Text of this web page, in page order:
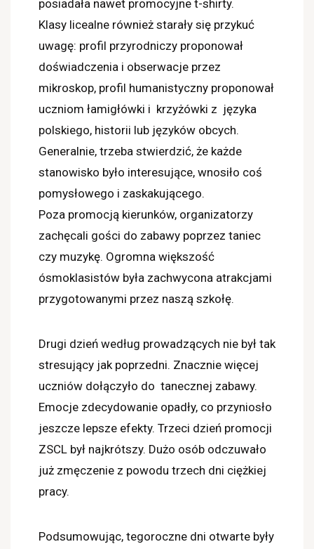
posiadała nawet promocyjne t-shirty.
Klasy licealne również starały się przykuć
uwagę: profil przyrodniczy proponował
doświadczenia i obserwacje przez
mikroskop, profil humanistyczny proponował
uczniom łamigłówki i krzyżówki z języka
polskiego, historii lub języków obcych.
Generalnie, trzeba stwierdzić, że każde
stanowisko było interesujące, wnosiło coś
pomysłowego i zaskakującego.
Poza promocją kierunków, organizatorzy
zachęcali gości do zabawy poprzez taniec
czy muzykę. Ogromna większość
ósmoklasistów była zachwycona atrakcjami
przygotowanymi przez naszą szkołę.
Drugi dzień według prowadzących nie był tak
stresujący jak poprzedni. Znacznie więcej
uczniów dołączyło do tanecznej zabawy.
Emocje zdecydowanie opadły, co przyniosło
jeszcze lepsze efekty. Trzeci dzień promocji
ZSCL był najkrótszy. Dużo osób odczuwało
już zmęczenie z powodu trzech dni ciężkiej
pracy.
Podsumowując, tegoroczne dni otwarte były